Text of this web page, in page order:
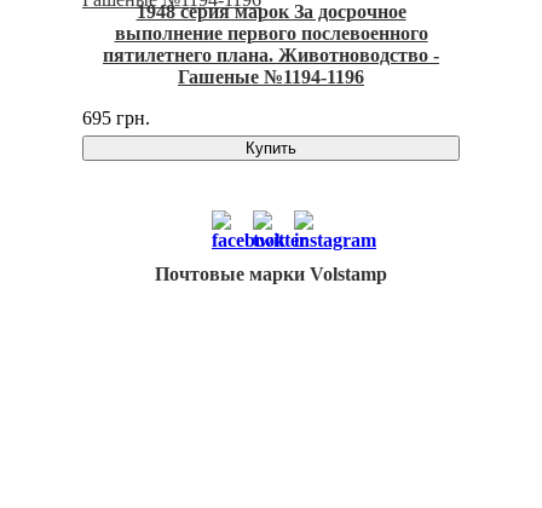
1948 серия марок За досрочное
выполнение первого послевоенного
пятилетнего плана. Животноводство -
Гашеные №1194-1196
695 грн.
Купить
Почтовые марки Volstamp